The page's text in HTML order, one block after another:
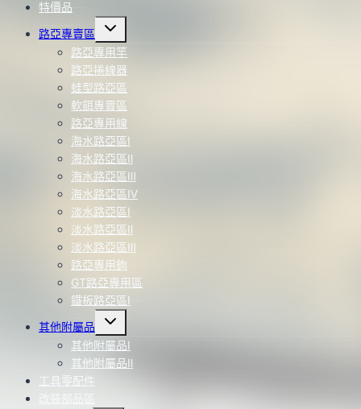
特價品
路亞專賣區
Toggle
menu
路亞專用竿
路亞捲線器
蛙型路亞區
軟餌專賣區
路亞專用線
海水路亞區Ⅰ
海水路亞區Ⅱ
海水路亞區Ⅲ
海水路亞區Ⅳ
淡水路亞區Ⅰ
淡水路亞區Ⅱ
淡水路亞區Ⅲ
路亞專用鉤
GT路亞專用區
鐵板路亞區Ⅰ
其他附屬品
Toggle
menu
其他附屬品Ⅰ
其他附屬品Ⅱ
工具零配件
改裝部品區